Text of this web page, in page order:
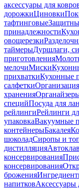
аксессуары для
дорожкиЦиновки
тафтинговые
принадлежности
овощерезки
таймерыДуршлаги,
приготовления
мелочиМиски
прихваткиКухонные
салфетки
хранения
специйПосуда для
рейлингиРейлинги
упаковкаВакуумные
контейнерыБакалея
шоколадСиропы и
дистилляция
консервирования
консервирования
брожения
напитковАксессуары